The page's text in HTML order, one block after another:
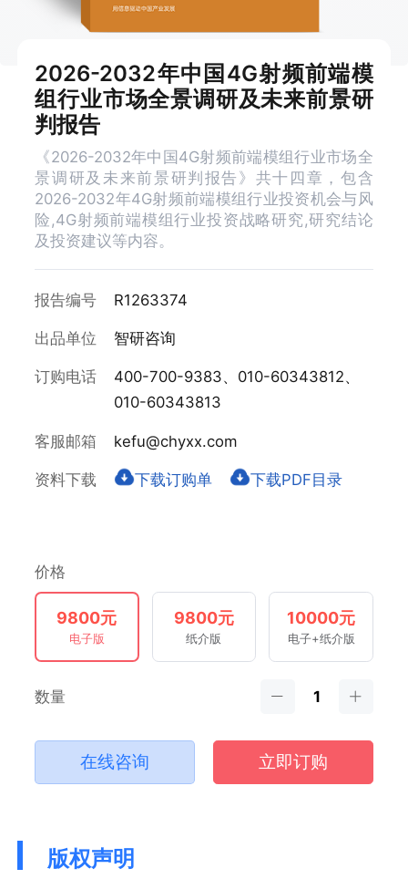
2026-2032年中国4G射频前端模
组行业市场全景调研及未来前景研
判报告
《2026-2032年中国4G射频前端模组行业市场全
景调研及未来前景研判报告》共十四章，包含
2026-2032年4G射频前端模组行业投资机会与风
险,4G射频前端模组行业投资战略研究,研究结论
及投资建议等内容。
报告编号 R1263374
出品单位 智研咨询
订购电话
400-700-9383、010-60343812、
010-60343813
客服邮箱 kefu@chyxx.com
资料下载 下载订购单 下载PDF目录
价格
9800元
电子版
9800元
纸介版
10000元
电子+纸介版
数量
在线咨询 立即订购
版权声明